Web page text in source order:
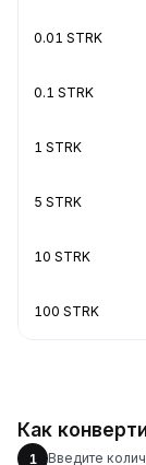
0.01 STRK
0.1 STRK
1 STRK
5 STRK
10 STRK
100 STRK
Как
1 Введите